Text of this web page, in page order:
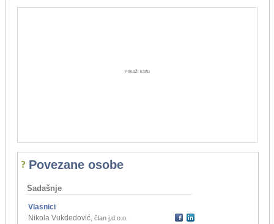
Prikaži kartu
Povezane osobe
Sadašnje
Vlasnici
Nikola Vukdedović, član j.d.o.o.